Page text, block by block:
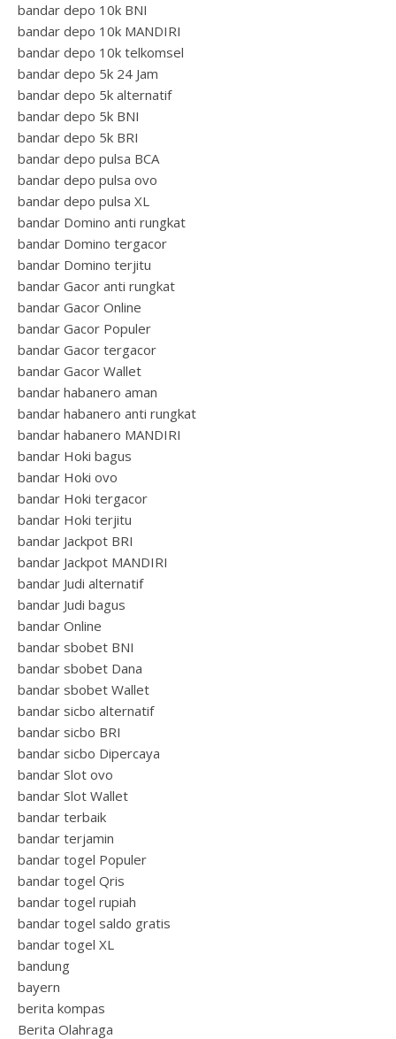
bandar depo 10k BNI
bandar depo 10k MANDIRI
bandar depo 10k telkomsel
bandar depo 5k 24 Jam
bandar depo 5k alternatif
bandar depo 5k BNI
bandar depo 5k BRI
bandar depo pulsa BCA
bandar depo pulsa ovo
bandar depo pulsa XL
bandar Domino anti rungkat
bandar Domino tergacor
bandar Domino terjitu
bandar Gacor anti rungkat
bandar Gacor Online
bandar Gacor Populer
bandar Gacor tergacor
bandar Gacor Wallet
bandar habanero aman
bandar habanero anti rungkat
bandar habanero MANDIRI
bandar Hoki bagus
bandar Hoki ovo
bandar Hoki tergacor
bandar Hoki terjitu
bandar Jackpot BRI
bandar Jackpot MANDIRI
bandar Judi alternatif
bandar Judi bagus
bandar Online
bandar sbobet BNI
bandar sbobet Dana
bandar sbobet Wallet
bandar sicbo alternatif
bandar sicbo BRI
bandar sicbo Dipercaya
bandar Slot ovo
bandar Slot Wallet
bandar terbaik
bandar terjamin
bandar togel Populer
bandar togel Qris
bandar togel rupiah
bandar togel saldo gratis
bandar togel XL
bandung
bayern
berita kompas
Berita Olahraga